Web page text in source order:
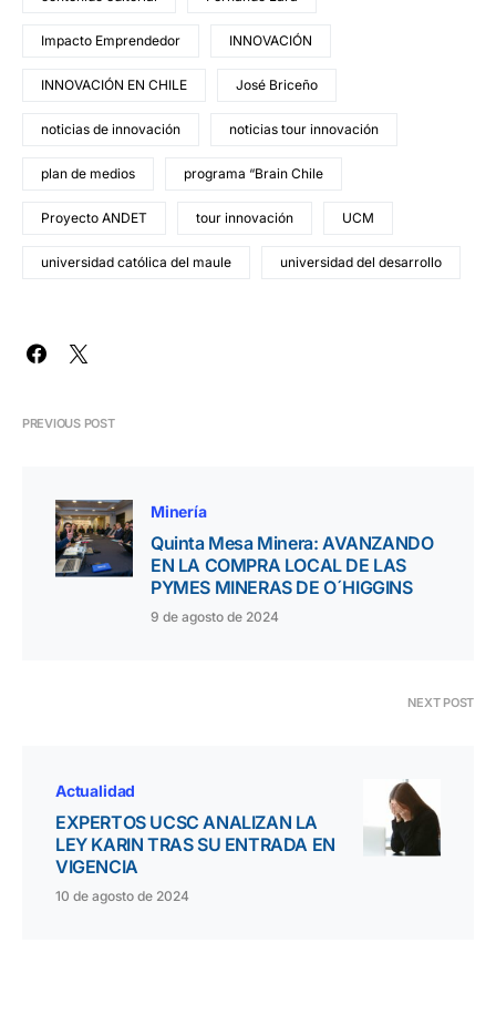
Impacto Emprendedor INNOVACIÓN
INNOVACIÓN EN CHILE José Briceño
noticias de innovación noticias tour innovación
plan de medios programa “Brain Chile
Proyecto ANDET tour innovación UCM
universidad católica del maule universidad del desarrollo
PREVIOUS POST
Minería
Quinta Mesa Minera: AVANZANDO
EN LA COMPRA LOCAL DE LAS
PYMES MINERAS DE O´HIGGINS
9 de agosto de 2024
NEXT POST
Actualidad
EXPERTOS UCSC ANALIZAN LA
LEY KARIN TRAS SU ENTRADA EN
VIGENCIA
10 de agosto de 2024